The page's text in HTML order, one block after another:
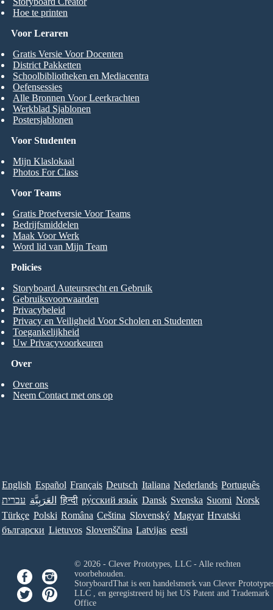
Hoe te printen
Voor Studenten
Mijn Klaslokaal
Photos For Class
Voor Leraren
Gratis Versie Voor Docenten
District Pakketten
Schoolbibliotheken en Mediacentra
Oefensessies
Alle Bronnen Voor Leerkrachten
Werkblad Sjablonen
Postersjablonen
Voor Teams
Gratis Proefversie Voor Teams
Bedrijfsmiddelen
Maak Voor Werk
Word lid van Mijn Team
Over
Over ons
Neem Contact met ons op
Policies
Storyboard Auteursrecht en Gebruik
Gebruiksvoorwaarden
Privacybeleid
Privacy en Veiligheid Voor Scholen en Studenten
Toegankelijkheid
Uw Privacyvoorkeuren
English Español Français Deutsch Italiana Nederlands Português
עברית العَرَبِيَّة हिन्दी ру́сский язы́к Dansk Svenska Suomi Norsk
Türkçe Polski Româna Ceština Slovenský Magyar Hrvatski
български Lietuvos Slovenščina Latvijas eesti
© 2026 - Clever Prototypes, LLC - Alle rechten
voorbehouden.
StoryboardThat is een handelsmerk van Clever
LLC, en geregistreerd bij het US Patent and Trademark
Office